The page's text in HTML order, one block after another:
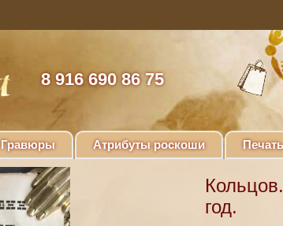
8 916 690 86 75
Гравюры Атрибуты роскоши Печать
год.